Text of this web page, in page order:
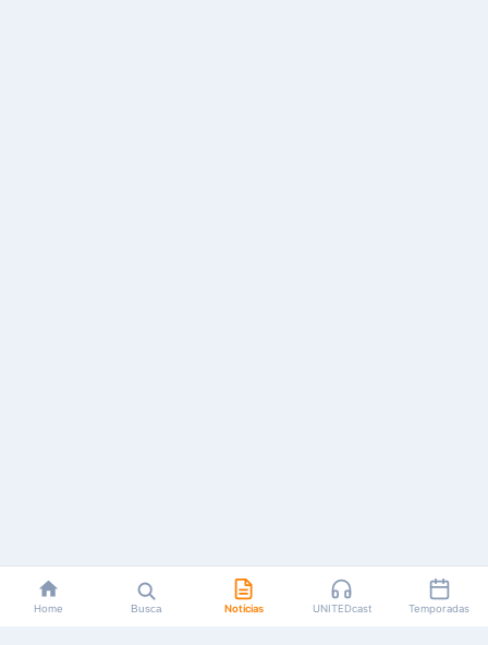
Home Busca Notícias UNITEDcast Temporadas